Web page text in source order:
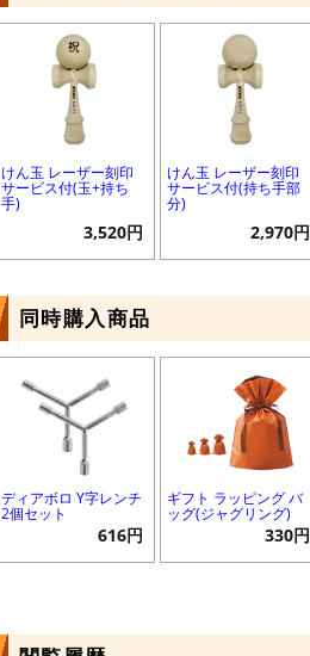
けん玉 レーザー刻印
サービス付(玉+持ち
手)
3,520円
けん玉 レーザー刻印
サービス付(持ち手部
分)
2,970円
同時購入商品
ディアボロ Y字レンチ
2個セット
616円
ギフト ラッピング バ
ッグ(ジャグリング)
330円